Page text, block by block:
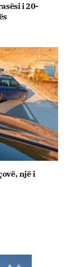
i 20-
një i